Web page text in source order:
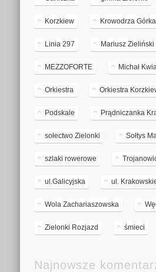
Korzkiew Krowodrza Górka
Linia 297 Mariusz Zieliński
MEZZOFORTE Michał
Orkiestra Orkiestra
Podskale Prądniczanka
sołectwo Zielonki Sołtys
szlaki rowerowe
ul.Galicyjska ul.
Wola Zachariaszowska
Zielonki Rozjazd śmieci
Najnowsze